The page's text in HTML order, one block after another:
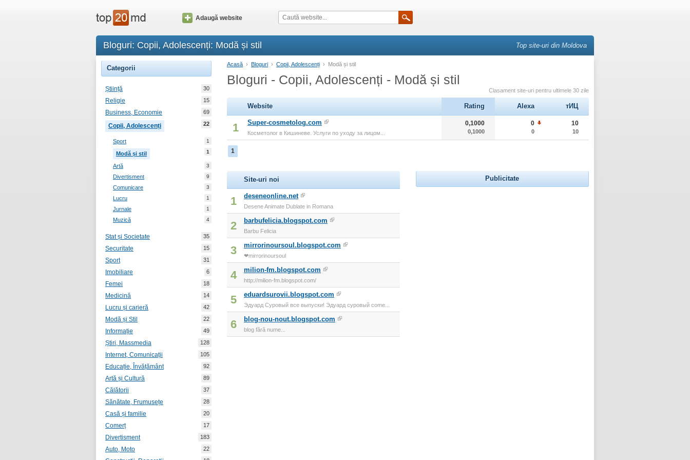
Adaugă website
Bloguri: Copii, Adolescenți: Modă și stil Top site-uri din Moldova
Categorii
Știință 30
Religie 15
Business, Economie 69
Copii, Adolescenți 22
Sport 1
Modă și stil 1
Artă 3
Divertisment 9
Comunicare 3
Lucru 1
Jurnale 1
Muzică 4
Stat și Societate 35
Securitate 15
Sport 31
Imobiliare 6
Femei 18
Medicină 14
Lucru și carieră 42
Modă și Stil 22
Informație 49
Știri, Massmedia 128
Internet, Comunicații 105
Educație, Învățământ 92
Artă și Cultură 89
Călătorii 37
Sănătate, Frumusețe 28
Casă și familie 20
Comerț 17
Divertisment 183
Auto, Moto 22
Acasă › Bloguri › Copii, Adolescenți › Modă și stil
Bloguri - Copii, Adolescenți - Modă și stil
Clasament site-uri pentru ultimele 30 zile
Website Rating Alexa тИЦ
1 Super-cosmetolog.com
Косметолог в Кишиневе. Услуги по уходу за лицом...
0,1000
0,1000
0
0
10
10
1
Site-uri noi
1 deseneonline.net
Desene Animate Dublate in Romana
2 barbufelicia.blogspot.com
Barbu Felicia
3 mirrorinoursoul.blogspot.com
❤mirrorinoursoul
4 milion-fm.blogspot.com
http://milion-fm.blogspot.com/
5 eduardsurovii.blogspot.com
Эдуард Суровый все выпуски! Эдуард суровый come...
6 blog-nou-nout.blogspot.com
blog fără nume...
Publicitate